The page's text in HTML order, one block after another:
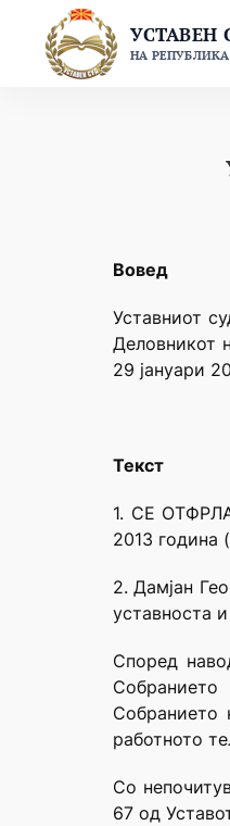
content
УСТАВЕН
НА
Вовед
Уставниот
Деловникот
29 јануари
Текст
1. СЕ ОТФРЛА
2013 година
2. Дамјан
уставноста
Според
Собранието
Собранието
работното
Со
67 од